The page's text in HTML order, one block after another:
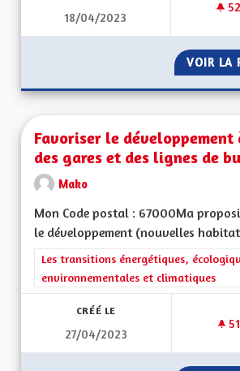
18/04/2023
52
VOIR LA
Favoriser le
des gares et des lignes de
Mako
Mon Code postal : 67000Ma
le développement (nouvelles
Filtrer les résultats de la catégorie :
Les transitions énergétiques,
environnementales et climatiques
CRÉÉ LE
27/04/2023
51